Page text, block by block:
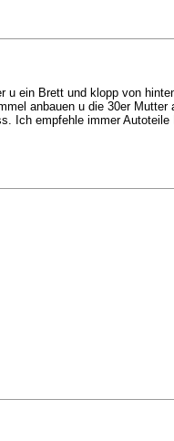
ein Brett und klopp von
anbauen u die 30er
Ich empfehle immer